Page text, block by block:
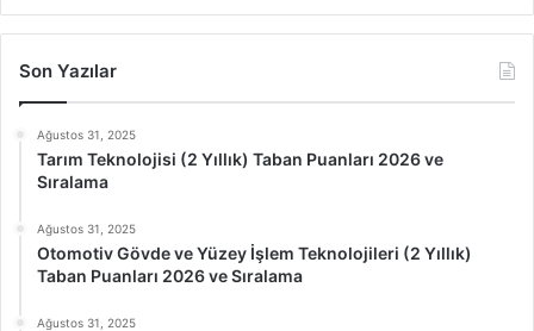
Son Yazılar
Ağustos 31, 2025
Tarım Teknolojisi (2 Yıllık) Taban Puanları 2026 ve
Sıralama
Ağustos 31, 2025
Otomotiv Gövde ve Yüzey İşlem Teknolojileri (2 Yıllık)
Taban Puanları 2026 ve Sıralama
Ağustos 31, 2025